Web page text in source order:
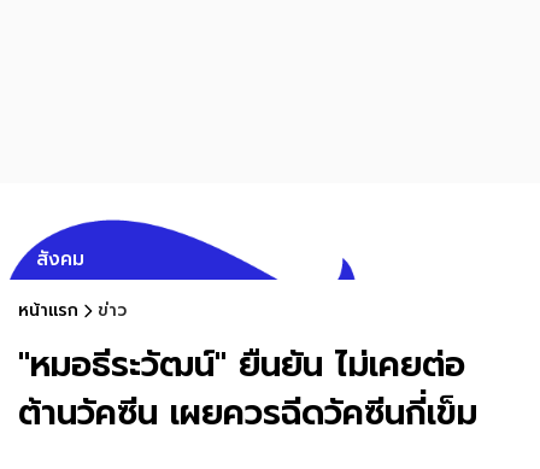
สังคม
หน้าแรก ข่าว
"หมอธีระวัฒน์" ยืนยัน ไม่เคยต่อ
ต้านวัคซีน เผยควรฉีดวัคซีนกี่เข็ม